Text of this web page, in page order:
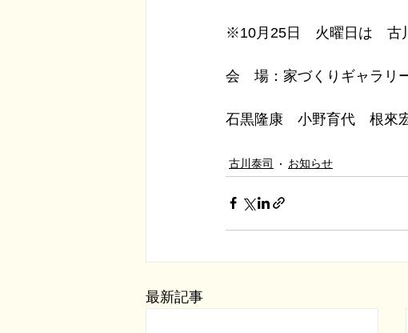
※10月25日　火曜日は　古
会　場：家づくりギャラリ
石黒隆康　小野育代　根來
古川泰司 お知らせ
最新記事